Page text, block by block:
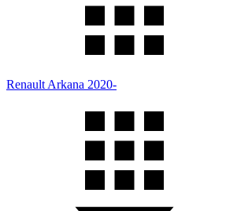
Renault Arkana 2020-